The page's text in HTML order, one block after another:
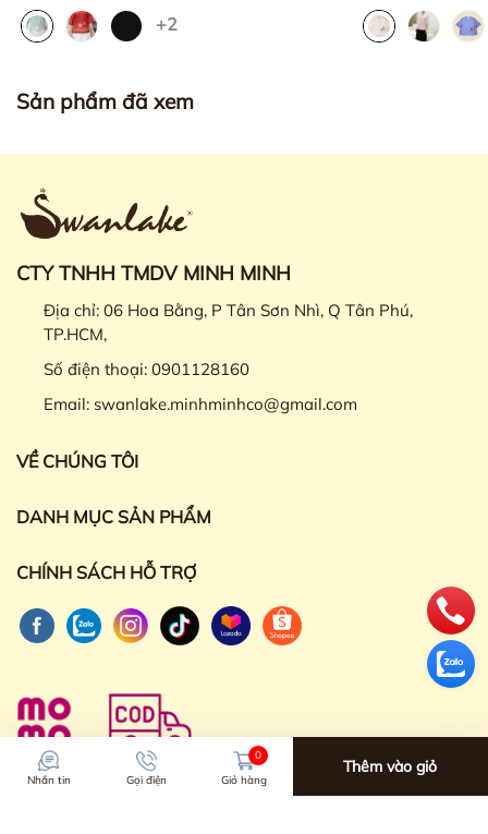
+2
Sản phẩm đã xem
CTY TNHH TMDV MINH MINH
Địa chỉ: 06 Hoa Bằng, P Tân Sơn Nhì, Q Tân Phú,
TP.HCM,
Số điện thoại: 0901128160
Email: swanlake.minhminhco@gmail.com
VỀ CHÚNG TÔI
DANH MỤC SẢN PHẨM
CHÍNH SÁCH HỖ TRỢ
Nhắn tin Gọi điện
0
Giỏ hàng
Thêm vào giỏ